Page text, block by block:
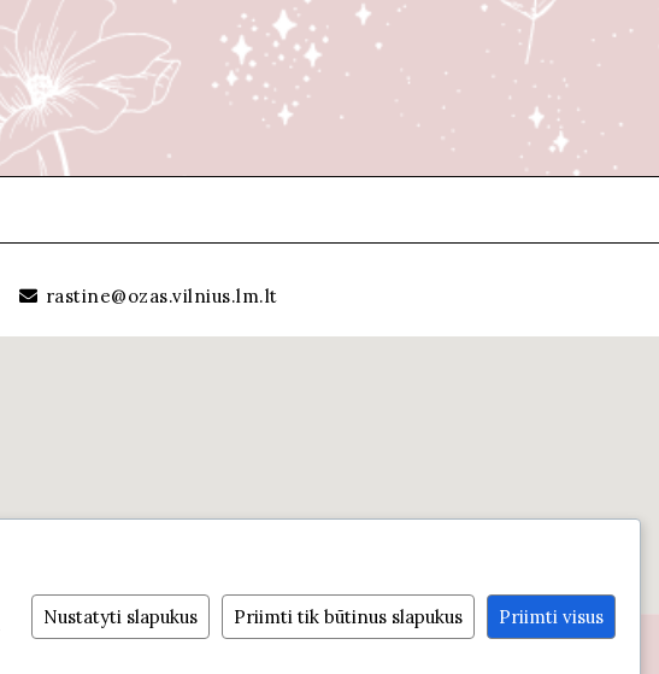
rastine@ozas.vilnius.lm.lt
Nustatyti slapukus Priimti tik būtinus slapukus Priimti visus